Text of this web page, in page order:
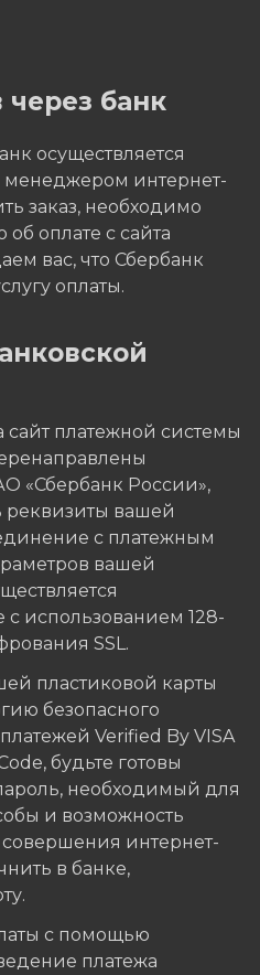
через банк
осуществляется
менеджером интернет-
заказ, необходимо
оплате с сайта
вас, что Сбербанк
оплаты.
платежной системы
«Сбербанк России»,
реквизиты вашей
с платежным
вашей
использованием 128-
SSL.
пластиковой карты
безопасного
Verified By VISA
будьте готовы
необходимый для
и возможность
интернет-
в банке,
с помощью
платежа